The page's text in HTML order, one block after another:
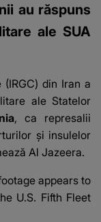
au răspuns
ale SUA
din Iran a
ale Statelor
, ca represalii
și insulelor
Al Jazeera.
appears to
U.S. Fifth Fleet